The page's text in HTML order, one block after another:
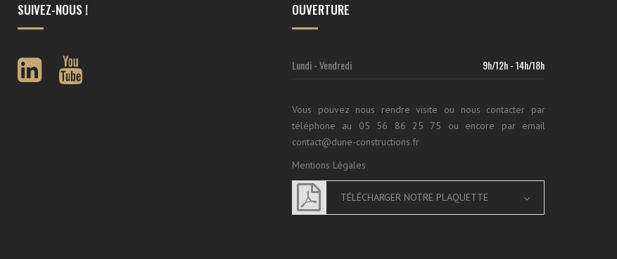
SUIVEZ-NOUS !
DUNE
CONSTRUCTIONS
Youtube
OUVERTURE
Lundi - Vendredi 9h/12h - 14h/18h
Vous pouvez nous rendre visite ou nous contacter par
téléphone au 05 56 86 25 75 ou encore par email
contact@dune-constructions.fr
Mentions Légales
TÉLÉCHARGER NOTRE PLAQUETTE